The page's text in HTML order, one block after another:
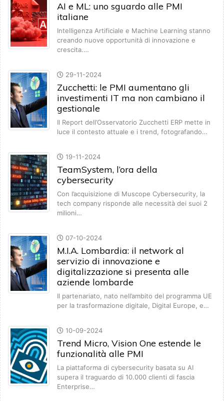
AI e ML: uno sguardo alle PMI
italiane
Intelligenza Artificiale e Machine Learning stanno
creando nuove opportunità di innovazione e
crescita.…
29-11-2024
Zucchetti: le PMI aumentano gli
investimenti IT ma non cambiano il
gestionale
Il Report dell’Osservatorio Zucchetti ERP mette in
luce il contesto attuale e i trend, fotografando…
19-11-2024
TeamSystem, l’ora della
cybersecurity
Con l’acquisizione di Muscope Cybersecurity, la
tech company risponde alle necessità dei suoi 2
milioni…
07-10-2024
M.I.A. Lombardia: il network al
servizio di innovazione e
digitalizzazione si presenta alle
aziende lombarde
Il partenariato, nato nell’ambito del programma UE
per la trasformazione digitale, Digital Europe, e…
10-09-2024
Trend Micro, Vision One estende le
funzionalità alle PMI
La piattaforma di cybersecurity basata su AI
supera il traguardo di 10.000 clienti di fascia
Enterprise…